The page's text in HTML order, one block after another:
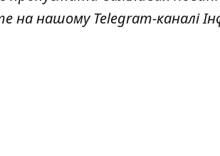
на нашому Telegram-каналі